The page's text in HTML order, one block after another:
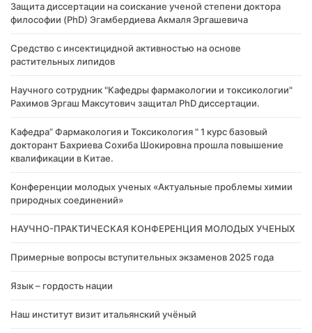
Защита диссертации на соискание ученой степени доктора
философии (PhD) Эгамбердиева Акмаля Эргашевича
Cредство с инсектицидной активностью на основе
растительных липидов
Научного сотрудник "Кафедры фармакологии и токсикологии"
Рахимов Эргаш Максутович защитал PhD диссертации.
Кафедра” Фармакология и Токсикология " 1 курс базовый
докторант Бахриева Сохиба Шокировна прошла повышение
квалификации в Китае.
Конференции молодых ученых «Актуальные проблемы химии
природных соединений»
НАУЧНО-ПРАКТИЧЕСКАЯ КОНФЕРЕНЦИЯ МОЛОДЫХ УЧЕНЫХ
Примерные вопросы вступительных экзаменов 2025 года
Язык – гордость нации
Наш институт визит итальянский учёный